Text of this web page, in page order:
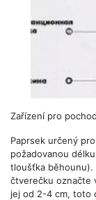
Zařízení pro
Paprsek určený
požadovanou
tloušťka
čtverečku označte
jej od 2-4 cm, toto